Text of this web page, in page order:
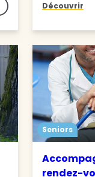
Découvrir
Seniors
rendez-